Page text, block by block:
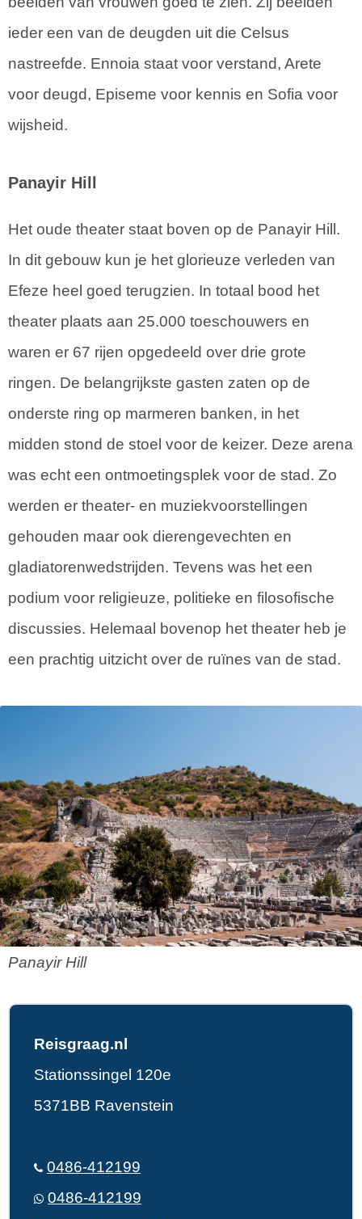
ieder een van de deugden uit die Celsus
nastreefde. Ennoia staat voor verstand, Arete
voor deugd, Episeme voor kennis en Sofia voor
wijsheid.
Panayir Hill
Het oude theater staat boven op de Panayir Hill.
In dit gebouw kun je het glorieuze verleden van
Efeze heel goed terugzien. In totaal bood het
theater plaats aan 25.000 toeschouwers en
waren er 67 rijen opgedeeld over drie grote
ringen. De belangrijkste gasten zaten op de
onderste ring op marmeren banken, in het
midden stond de stoel voor de keizer. Deze arena
was echt een ontmoetingsplek voor de stad. Zo
werden er theater- en muziekvoorstellingen
gehouden maar ook dierengevechten en
gladiatorenwedstrijden. Tevens was het een
podium voor religieuze, politieke en filosofische
discussies. Helemaal bovenop het theater heb je
een prachtig uitzicht over de ruïnes van de stad.
Panayir Hill
Reisgraag.nl
Stationssingel 120e
5371BB Ravenstein
0486-412199
0486-412199